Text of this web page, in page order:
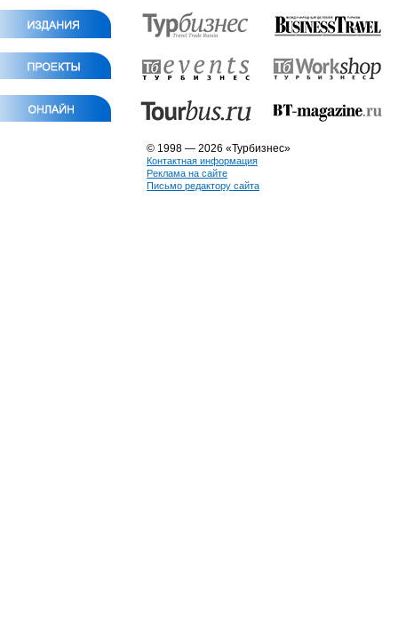
© 1998 — 2026 «Турбизнес»
Контактная информация
Реклама на сайте
Письмо редактору сайта